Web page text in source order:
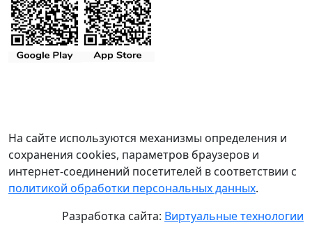
На сайте используются механизмы определения и
сохранения cookies, параметров браузеров и
интернет-соединений посетителей в соответствии с
политикой обработки персональных данных.
Разработка сайта: Виртуальные технологии